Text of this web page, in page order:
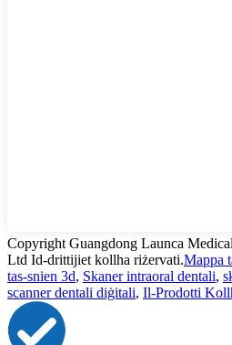
Copyright Guangdong Launca
Ltd Id-drittijiet kollha riżervati.Mappa
tas-snien 3d, Skaner intraoral dentali,
scanner dentali diġitali, Il-Prodotti